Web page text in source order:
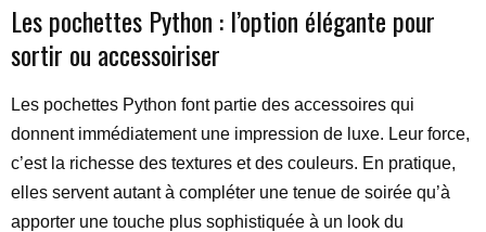
Les pochettes Python : l’option élégante pour
sortir ou accessoiriser
Les pochettes Python font partie des accessoires qui
donnent immédiatement une impression de luxe. Leur force,
c’est la richesse des textures et des couleurs. En pratique,
elles servent autant à compléter une tenue de soirée qu’à
apporter une touche plus sophistiquée à un look du